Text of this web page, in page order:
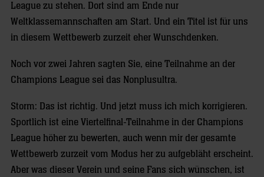
League zu stehen. Dort sind am Ende nur
Weltklassemannschaften am Start. Und ein Titel ist für uns
in diesem Wettbewerb zurzeit eher Wunschdenken.
Noch vor zwei Jahren sagten Sie, eine Teilnahme an der
Champions League sei das Nonplusultra.
Storm: Das ist richtig. Und jetzt muss ich mich korrigieren.
Sportlich ist eine Viertelfinal-Teilnahme in der Champions
League höher zu bewerten, auch wenn mir der gesamte
Wettbewerb zurzeit vom Modus her zu aufgebläht erscheint.
Aber was dieser Verein und seine Fans sich wünschen, ist